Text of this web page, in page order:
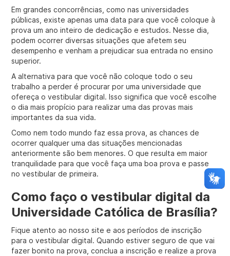
Em grandes concorrências, como nas universidades
públicas, existe apenas uma data para que você coloque à
prova um ano inteiro de dedicação e estudos. Nesse dia,
podem ocorrer diversas situações que afetem seu
desempenho e venham a prejudicar sua entrada no ensino
superior.
A alternativa para que você não coloque todo o seu
trabalho a perder é procurar por uma universidade que
ofereça o vestibular digital. Isso significa que você escolhe
o dia mais propício para realizar uma das provas mais
importantes da sua vida.
Como nem todo mundo faz essa prova, as chances de
ocorrer qualquer uma das situações mencionadas
anteriormente são bem menores. O que resulta em maior
tranquilidade para que você faça uma boa prova e passe
no vestibular de primeira.
Como faço o vestibular digital da
Universidade Católica de Brasília?
Fique atento ao nosso site e aos períodos de inscrição
para o vestibular digital. Quando estiver seguro de que vai
fazer bonito na prova, conclua a inscrição e realize a prova